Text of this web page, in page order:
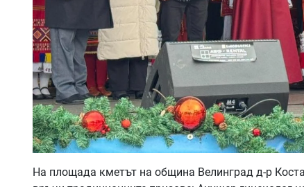
На площада кметът на община Велинград д-р